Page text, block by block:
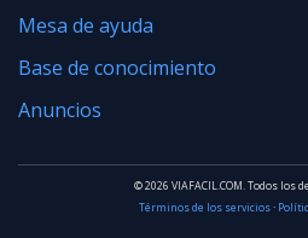
Mesa de ayuda
Base de conocimiento
Anuncios
© 2026 VIAFACIL.COM. Todos los
Términos de los servicios·